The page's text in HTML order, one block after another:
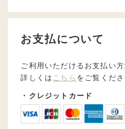
お支払について
ご利用いただけるお支払い
詳しくは こちら をご覧くださ
・クレジットカード